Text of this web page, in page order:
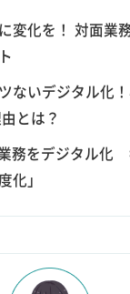
変化を！ 対面業
ないデジタル化
とは？
務をデジタル化
化」